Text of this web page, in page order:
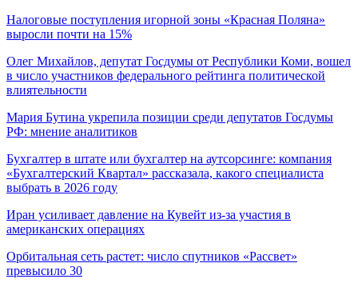
Налоговые поступления игорной зоны «Красная Поляна»
выросли почти на 15%
Олег Михайлов, депутат Госдумы от Республики Коми, вошел
в число участников федерального рейтинга политической
влиятельности
Мария Бутина укрепила позиции среди депутатов Госдумы
РФ: мнение аналитиков
Бухгалтер в штате или бухгалтер на аутсорсинге: компания
«Бухгалтерский Квартал» рассказала, какого специалиста
выбрать в 2026 году
Иран усиливает давление на Кувейт из-за участия в
американских операциях
Орбитальная сеть растет: число спутников «Рассвет»
превысило 30